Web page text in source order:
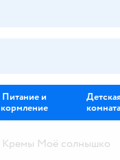
Питание и
кормление
Детская
комната
Кремы Моё солнышко